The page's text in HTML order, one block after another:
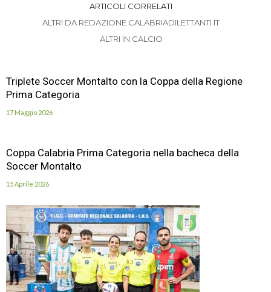
ARTICOLI CORRELATI
ALTRI DA REDAZIONE CALABRIADILETTANTI.IT
ALTRI IN CALCIO
Triplete Soccer Montalto con la Coppa della Regione
Prima Categoria
17 Maggio 2026
Coppa Calabria Prima Categoria nella bacheca della
Soccer Montalto
15 Aprile 2026